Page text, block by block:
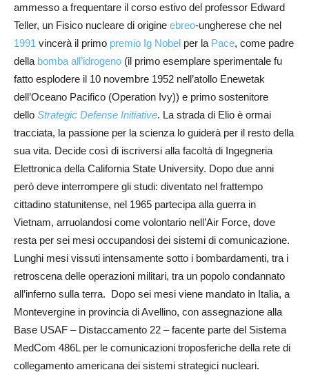
ammesso a frequentare il corso estivo del professor Edward
Teller, un Fisico nucleare di origine ebreo-ungherese che nel
1991 vincerà il primo premio Ig Nobel per la Pace, come padre
della bomba all’idrogeno (il primo esemplare sperimentale fu
fatto esplodere il 10 novembre 1952 nell’atollo Enewetak
dell’Oceano Pacifico (Operation Ivy)) e primo sostenitore
dello Strategic Defense Initiative. La strada di Elio è ormai
tracciata, la passione per la scienza lo guiderà per il resto della
sua vita. Decide così di iscriversi alla facoltà di Ingegneria
Elettronica della California State University. Dopo due anni
però deve interrompere gli studi: diventato nel frattempo
cittadino statunitense, nel 1965 partecipa alla guerra in
Vietnam, arruolandosi come volontario nell’Air Force, dove
resta per sei mesi occupandosi dei sistemi di comunicazione.
Lunghi mesi vissuti intensamente sotto i bombardamenti, tra i
retroscena delle operazioni militari, tra un popolo condannato
all’inferno sulla terra. Dopo sei mesi viene mandato in Italia, a
Montevergine in provincia di Avellino, con assegnazione alla
Base USAF – Distaccamento 22 – facente parte del Sistema
MedCom 486L per le comunicazioni troposferiche della rete di
collegamento americana dei sistemi strategici nucleari.